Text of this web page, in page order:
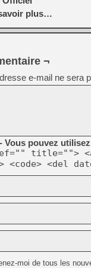
plus…
¬
e-mail ne sera
Vous pouvez
title="">
<code> <del
moi de tous les